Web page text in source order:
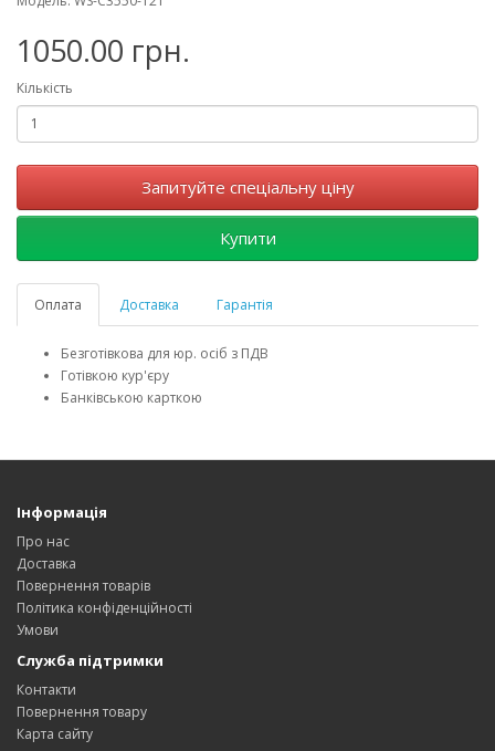
1050.00 грн.
Кількість
Запитуйте спеціальну ціну
Купити
Оплата Доставка Гарантія
Безготівкова для юр. осіб з ПДВ
Готівкою кур'єру
Банківською карткою
Інформація
Про нас
Доставка
Повернення товарів
Політика конфіденційності
Умови
Служба підтримки
Контакти
Повернення товару
Карта сайту